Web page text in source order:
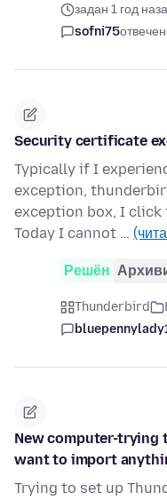
задан 1 год
sofni75
Security certificate
Typically if I
exception,
exception box, I click
Today I cannot …
Решён
Thunderbird
New computer-trying
want to import
Trying to set up